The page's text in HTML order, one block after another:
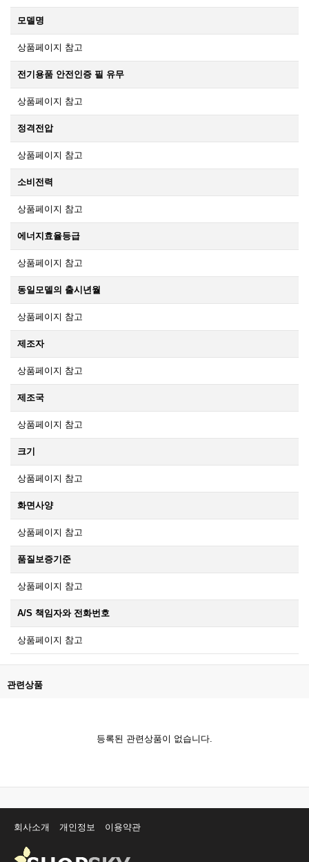
모델명
상품페이지 참고
전기용품 안전인증 필 유무
상품페이지 참고
정격전압
상품페이지 참고
소비전력
상품페이지 참고
에너지효율등급
상품페이지 참고
동일모델의 출시년월
상품페이지 참고
제조자
상품페이지 참고
제조국
상품페이지 참고
크기
상품페이지 참고
화면사양
상품페이지 참고
품질보증기준
상품페이지 참고
A/S 책임자와 전화번호
상품페이지 참고
관련상품
등록된 관련상품이 없습니다.
회사소개 개인정보 이용약관